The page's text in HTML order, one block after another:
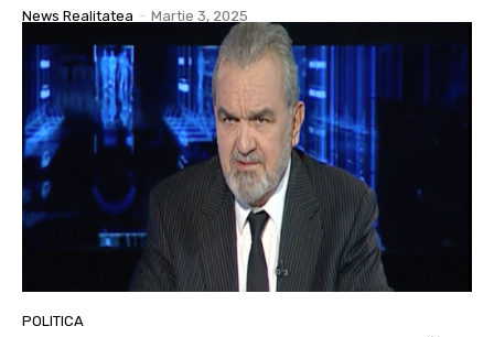
News Realitatea - Martie 3, 2025
POLITICA